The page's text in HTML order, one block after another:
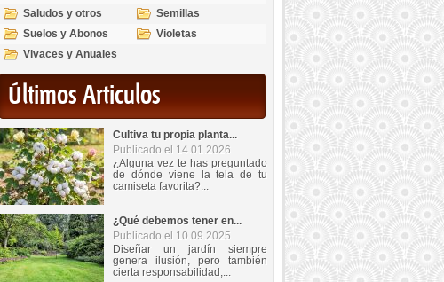
Saludos y otros
temas
Semillas
Suelos y Abonos
Violetas
Vivaces y Anuales
Últimos Articulos
Cultiva tu propia planta...
Publicado el 14.01.2026
¿Alguna vez te has preguntado
de dónde viene la tela de tu
camiseta favorita?...
¿Qué debemos tener en...
Publicado el 10.09.2025
Diseñar un jardín siempre
genera ilusión, pero también
cierta responsabilidad,...